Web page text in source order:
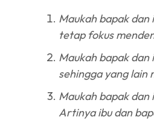
Maukah bapak
tetap fokus
Maukah bapak
sehingga yang lain
Maukah bapak
Artinya ibu dan